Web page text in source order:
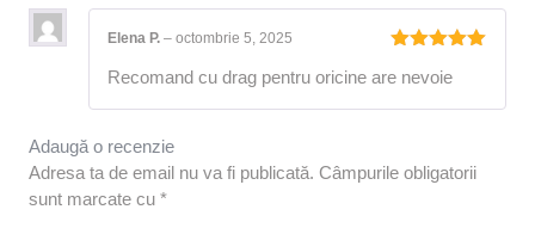
5 din 5
Elena P. – octombrie 5, 2025
Recomand cu drag pentru oricine are nevoie
Adaugă o recenzie
Adresa ta de email nu va fi publicată. Câmpurile obligatorii
sunt marcate cu *